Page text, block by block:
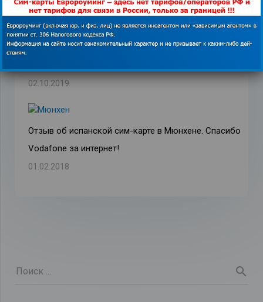
Таиланде и роуминг-услуг «Мегафона»
02.03.2018
02.10.2019
Отзыв об испанской сим-карте в Мюнхене. Спасибо
Vodafone за интернет!
01.02.2018